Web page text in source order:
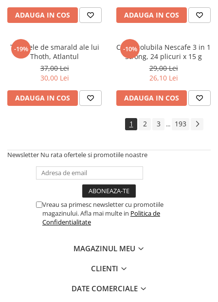
Ghiozdane si Penare scolare
Instrumente si Truse Geometrie
Seturi scolare
Calculator
Consumabile & Accesorii
Cadouri
Carti in dar
Literatura Romana
Carte Prescolara, Joc
Carti cartonate
ADAUGA IN COS ADAUGA IN COS
-19%
Tablitele de smarald ale lui
Thoth, Atlantul
37,00 Lei
30,00 Lei
ADAUGA IN COS
-10%
Cafea solubila Nescafe 3 in 1
Strong, 24 plicuri x 15 g
29,00 Lei
26,10 Lei
ADAUGA IN COS
1 2 3 ... 193
Newsletter Nu rata ofertele si promotiile noastre
Vreau sa primesc newsletter cu promotiile
magazinului. Afla mai multe in Politica de
Confidentialitate
MAGAZINUL MEU
CLIENTI
DATE COMERCIALE